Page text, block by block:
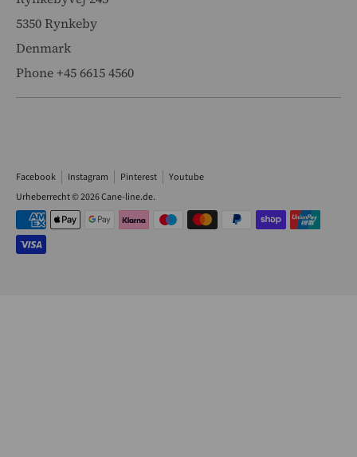
5350 Rynkeby
Denmark
Phone +45 6615 4560
Facebook Instagram Pinterest
Youtube
Urheberrecht © 2026Cane-line.de.
Akzeptierte
Zahlungsarten